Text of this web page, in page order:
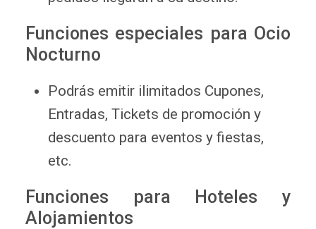
Funciones especiales para Ocio
Nocturno
Podrás emitir ilimitados Cupones,
Entradas, Tickets de promoción y
descuento para eventos y fiestas,
etc.
Funciones para Hoteles y
Alojamientos